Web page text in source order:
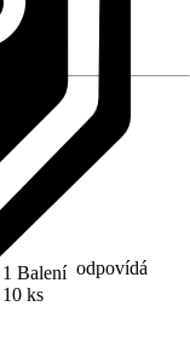
1 Balení odpovídá
10 ks